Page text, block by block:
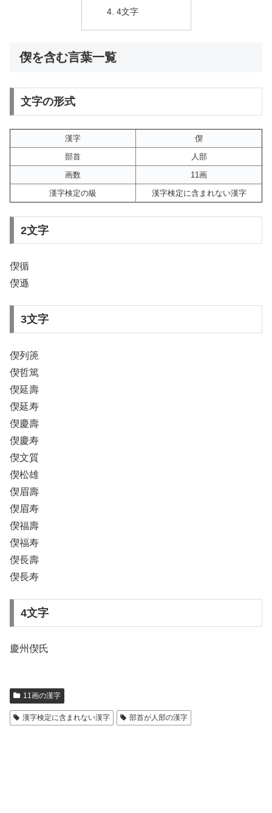
4文字
偰を含む言葉一覧
文字の形式
漢字
偰
部首
人部
画数
11画
漢字検定の級
漢字検定に含まれない漢字
2文字
偰循
偰遜
3文字
偰列箎
偰哲篤
偰延壽
偰延寿
偰慶壽
偰慶寿
偰文質
偰松雄
偰眉壽
偰眉寿
偰福壽
偰福寿
偰長壽
偰長寿
4文字
慶州偰氏
11画の漢字
漢字検定に含まれない漢字 部首が人部の漢字